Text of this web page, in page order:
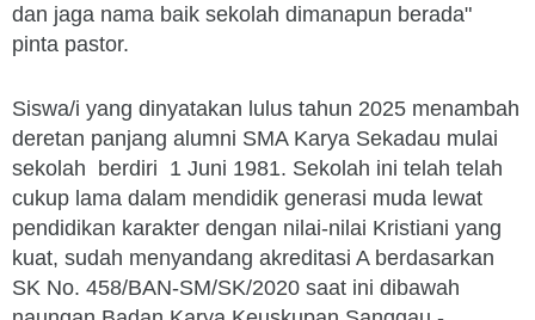
dan jaga nama baik sekolah dimanapun berada"
pinta pastor.
Siswa/i yang dinyatakan lulus tahun 2025 menambah
deretan panjang alumni SMA Karya Sekadau mulai
sekolah berdiri 1 Juni 1981. Sekolah ini telah telah
cukup lama dalam mendidik generasi muda lewat
pendidikan karakter dengan nilai-nilai Kristiani yang
kuat, sudah menyandang akreditasi A berdasarkan
SK No. 458/BAN-SM/SK/2020 saat ini dibawah